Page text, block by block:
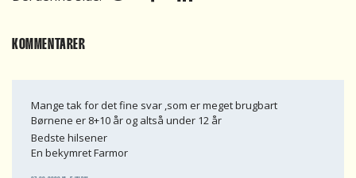
KOMMENTARER
Mange tak for det fine svar ,som er meget brugbart
Børnene er 8+10 år og altså under 12 år
Bedste hilsener
En bekymret Farmor